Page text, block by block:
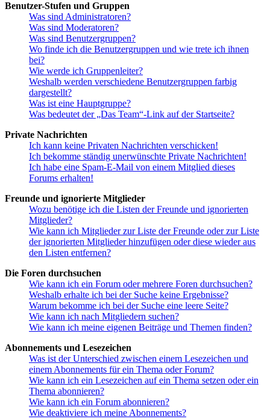
Benutzer-Stufen und Gruppen
Was sind Administratoren?
Was sind Moderatoren?
Was sind Benutzergruppen?
Wo finde ich die Benutzergruppen und wie trete ich ihnen
bei?
Wie werde ich Gruppenleiter?
Weshalb werden verschiedene Benutzergruppen farbig
dargestellt?
Was ist eine Hauptgruppe?
Was bedeutet der „Das Team“-Link auf der Startseite?
Private Nachrichten
Ich kann keine Privaten Nachrichten verschicken!
Ich bekomme ständig unerwünschte Private Nachrichten!
Ich habe eine Spam-E-Mail von einem Mitglied dieses
Forums erhalten!
Freunde und ignorierte Mitglieder
Wozu benötige ich die Listen der Freunde und ignorierten
Mitglieder?
Wie kann ich Mitglieder zur Liste der Freunde oder zur Liste
der ignorierten Mitglieder hinzufügen oder diese wieder aus
den Listen entfernen?
Die Foren durchsuchen
Wie kann ich ein Forum oder mehrere Foren durchsuchen?
Weshalb erhalte ich bei der Suche keine Ergebnisse?
Warum bekomme ich bei der Suche eine leere Seite?
Wie kann ich nach Mitgliedern suchen?
Wie kann ich meine eigenen Beiträge und Themen finden?
Abonnements und Lesezeichen
Was ist der Unterschied zwischen einem Lesezeichen und
einem Abonnements für ein Thema oder Forum?
Wie kann ich ein Lesezeichen auf ein Thema setzen oder ein
Thema abonnieren?
Wie kann ich ein Forum abonnieren?
Wie deaktiviere ich meine Abonnements?